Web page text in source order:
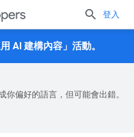
登入
AI 建構內容」活動。
你偏好的語言，但可能會出錯。